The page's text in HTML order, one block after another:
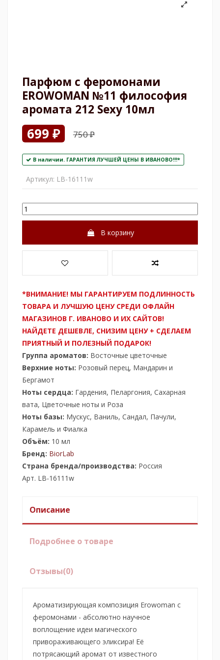
Парфюм с феромонами
EROWOMAN №11 философия
аромата 212 Sexy 10мл
699 ₽ 750 ₽
В наличии. ГАРАНТИЯ ЛУЧШЕЙ ЦЕНЫ В ИВАНОВО!!!*
Артикул: LB-16111w
В корзину
*ВНИМАНИЕ! МЫ ГАРАНТИРУЕМ ПОДЛИННОСТЬ
ТОВАРА И ЛУЧШУЮ ЦЕНУ СРЕДИ ОФЛАЙН
МАГАЗИНОВ Г. ИВАНОВО И ИХ САЙТОВ!
НАЙДЕТЕ ДЕШЕВЛЕ, СНИЗИМ ЦЕНУ + СДЕЛАЕМ
ПРИЯТНЫЙ И ПОЛЕЗНЫЙ ПОДАРОК!
Группа ароматов: Восточные цветочные
Верхние ноты: Розовый перец, Мандарин и
Бергамот
Ноты сердца: Гардения, Пеларгония, Сахарная
вата, Цветочные ноты и Роза
Ноты базы: Мускус, Ваниль, Сандал, Пачули,
Карамель и Фиалка
Объём: 10 мл
Бренд: BiorLab
Страна бренда/производства: Россия
Арт. LB-16111w
Описание
Подробнее о товаре
Отзывы(0)
Ароматизирующая композиция Erowoman с
феромонами - абсолютно научное
воплощение идеи магического
привораживающего эликсира! Её
потрясающий аромат от известного